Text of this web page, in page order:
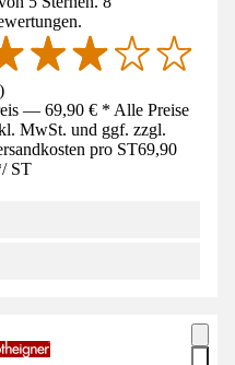
)
— 69,90 € * Alle Preise
MwSt. und ggf. zzgl.
pro ST69,90
/ ST